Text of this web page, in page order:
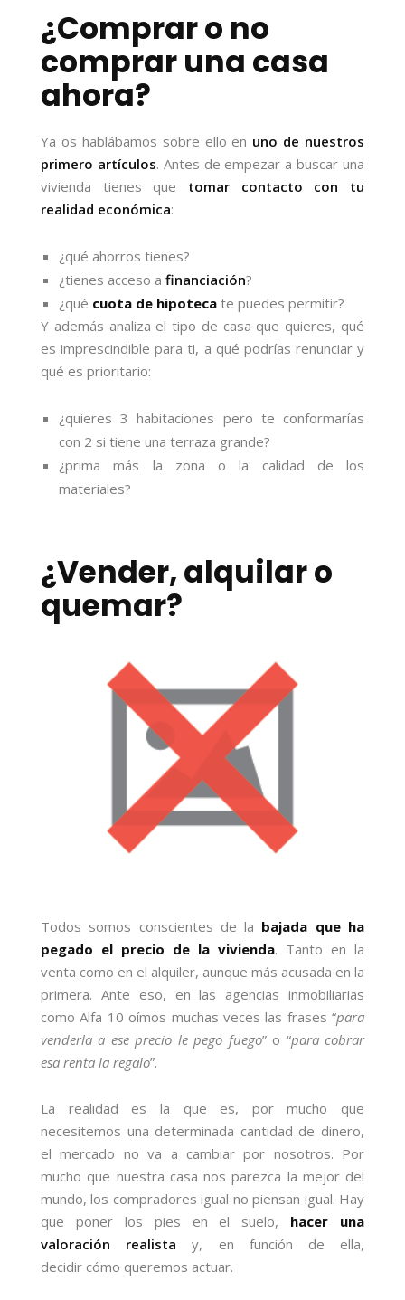
¿Comprar o no
comprar una casa
ahora?
Ya os hablábamos sobre ello en uno de nuestros
primero artículos. Antes de empezar a buscar una
vivienda tienes que tomar contacto con tu
realidad económica:
¿qué ahorros tienes?
¿tienes acceso a financiación?
¿qué cuota de hipoteca te puedes permitir?
Y además analiza el tipo de casa que quieres, qué
es imprescindible para ti, a qué podrías renunciar y
qué es prioritario:
¿quieres 3 habitaciones pero te conformarías
con 2 si tiene una terraza grande?
¿prima más la zona o la calidad de los
materiales?
¿Vender, alquilar o
quemar?
Todos somos conscientes de la bajada que ha
pegado el precio de la vivienda. Tanto en la
venta como en el alquiler, aunque más acusada en la
primera. Ante eso, en las agencias inmobiliarias
como Alfa 10 oímos muchas veces las frases “para
venderla a ese precio le pego fuego” o “para cobrar
esa renta la regalo”.
La realidad es la que es, por mucho que
necesitemos una determinada cantidad de dinero,
el mercado no va a cambiar por nosotros. Por
mucho que nuestra casa nos parezca la mejor del
mundo, los compradores igual no piensan igual. Hay
que poner los pies en el suelo, hacer una
valoración realista
y, en función de ella,
decidir cómo queremos actuar.